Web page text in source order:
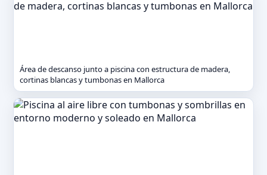
Área de descanso junto a piscina con estructura de madera,
cortinas blancas y tumbonas en Mallorca